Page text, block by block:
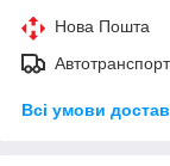
Нова Пошта
Всі умови